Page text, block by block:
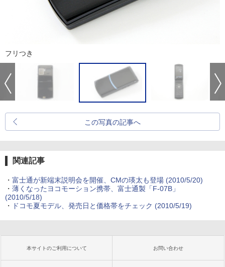
フリつき
この写真の記事へ
関連記事
・ 富士通が新端末説明会を開催、CMの瑛太も登場(2010/5/20)
・ 薄くなったヨコモーション携帯、富士通製「F-07B」
(2010/5/18)
・
ドコモ夏モデル、発売日と価格帯をチェック (2010/5/19)
本サイトのご利用について お問い合わせ